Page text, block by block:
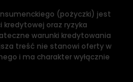
(pożyczki) jest
oraz ryzyka
warunki kredytowania
treść nie stanowi oferty w
i ma charakter wyłącznie